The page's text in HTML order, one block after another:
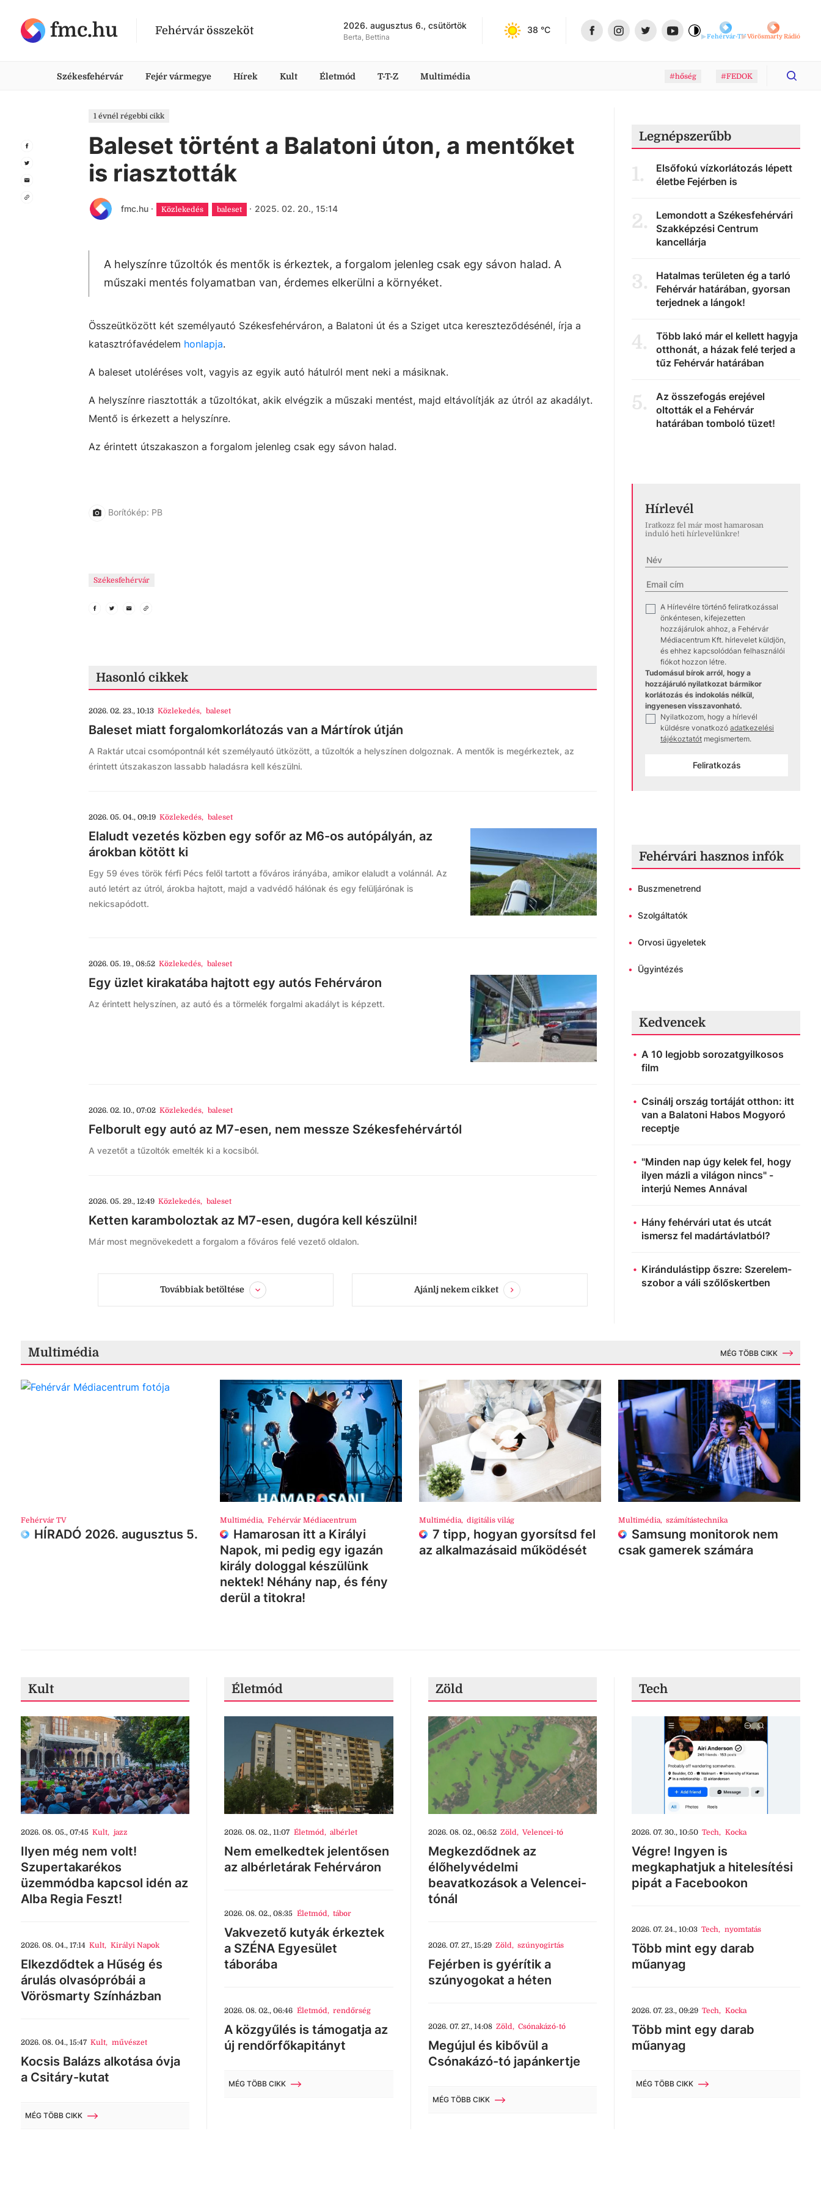
fmc.hu Fehérvár összeköt 2026. augusztus 6., csütörtök
Berta, Bettina
38 °C
Fehérvár-TVVörösmarty Rádió
Székesfehérvár Fejér vármegye Hírek Kult Életmód T-T-Z Multimédia #hőség #FEDOK
1 évnél régebbi cikk
Baleset történt a Balatoni úton, a mentőket
is riasztották
fmc.hu · Közlekedés baleset · 2025. 02. 20., 15:14
A helyszínre tűzoltók és mentők is érkeztek, a forgalom jelenleg csak egy sávon halad. A
műszaki mentés folyamatban van, érdemes elkerülni a környéket.
Összeütközött két személyautó Székesfehérváron, a Balatoni út és a Sziget utca kereszteződésénél, írja a
katasztrófavédelem honlapja.
A baleset utoléréses volt, vagyis az egyik autó hátulról ment neki a másiknak.
A helyszínre riasztották a tűzoltókat, akik elvégzik a műszaki mentést, majd eltávolítják az útról az akadályt.
Mentő is érkezett a helyszínre.
Az érintett útszakaszon a forgalom jelenleg csak egy sávon halad.
Borítókép: PB
Székesfehérvár
Hasonló cikkek
2026. 02. 23., 10:13 Közlekedés, baleset
Baleset miatt forgalomkorlátozás van a Mártírok útján
A Raktár utcai csomópontnál két személyautó ütközött, a tűzoltók a helyszínen dolgoznak. A mentők is megérkeztek, az
érintett útszakaszon lassabb haladásra kell készülni.
2026. 05. 04., 09:19 Közlekedés, baleset
Elaludt vezetés közben egy sofőr az M6-os autópályán, az
árokban kötött ki
Egy 59 éves török férfi Pécs felől tartott a főváros irányába, amikor elaludt a volánnál. Az
autó letért az útról, árokba hajtott, majd a vadvédő hálónak és egy felüljárónak is
nekicsapódott.
2026. 05. 19., 08:52 Közlekedés, baleset
Egy üzlet kirakatába hajtott egy autós Fehérváron
Az érintett helyszínen, az autó és a törmelék forgalmi akadályt is képzett.
2026. 02. 10., 07:02 Közlekedés, baleset
Felborult egy autó az M7-esen, nem messze Székesfehérvártól
A vezetőt a tűzoltók emelték ki a kocsiból.
2026. 05. 29., 12:49 Közlekedés, baleset
Ketten karamboloztak az M7-esen, dugóra kell készülni!
Már most megnövekedett a forgalom a főváros felé vezető oldalon.
Továbbiak betöltése Ajánlj nekem cikket
Legnépszerűbb
1.
Elsőfokú vízkorlátozás lépett
életbe Fejérben is
2.
Lemondott a Székesfehérvári
Szakképzési Centrum
kancellárja
3.
Hatalmas területen ég a tarló
Fehérvár határában, gyorsan
terjednek a lángok!
4.
Több lakó már el kellett hagyja
otthonát, a házak felé terjed a
tűz Fehérvár határában
5.
Az összefogás erejével
oltották el a Fehérvár
határában tomboló tüzet!
Hírlevél
Iratkozz fel már most hamarosan
induló heti hírlevelünkre!
A Hírlevélre történő feliratkozással
önkéntesen, kifejezetten
hozzájárulok ahhoz, a Fehérvár
Médiacentrum Kft. hírlevelet küldjön,
és ehhez kapcsolódóan felhasználói
fiókot hozzon létre.
Tudomásul bírok arról, hogy a
hozzájáruló nyilatkozat bármikor
korlátozás és indokolás nélkül,
ingyenesen visszavonható.
Nyilatkozom, hogy a hírlevél
küldésre vonatkozó adatkezelési
tájékoztatót megismertem.
Feliratkozás
Fehérvári hasznos infók
• Buszmenetrend
• Szolgáltatók
• Orvosi ügyeletek
• Ügyintézés
Kedvencek
A 10 legjobb sorozatgyilkosos
film
Csinálj ország tortáját otthon: itt
van a Balatoni Habos Mogyoró
receptje
"Minden nap úgy kelek fel, hogy
ilyen mázli a világon nincs" -
interjú Nemes Annával
Hány fehérvári utat és utcát
ismersz fel madártávlatból?
Kirándulástipp őszre: Szerelem-
szobor a váli szőlőskertben
Multimédia MÉG TÖBB CIKK
Fehérvár TV
HÍRADÓ 2026. augusztus 5.
Multimédia, Fehérvár Médiacentrum
Hamarosan itt a Királyi
Napok, mi pedig egy igazán
király dologgal készülünk
nektek! Néhány nap, és fény
derül a titokra!
Multimédia, digitális világ
7 tipp, hogyan gyorsítsd fel
az alkalmazásaid működését
Multimédia, számítástechnika
Samsung monitorok nem
csak gamerek számára
Kult
2026. 08. 05., 07:45 Kult, jazz
Ilyen még nem volt!
Szupertakarékos
üzemmódba kapcsol idén az
Alba Regia Feszt!
2026. 08. 04., 17:14 Kult, Királyi Napok
Elkezdődtek a Hűség és
árulás olvasópróbái a
Vörösmarty Színházban
2026. 08. 04., 15:47 Kult, művészet
Kocsis Balázs alkotása óvja
a Csitáry-kutat
MÉG TÖBB CIKK
Életmód
2026. 08. 02., 11:07 Életmód, albérlet
Nem emelkedtek jelentősen
az albérletárak Fehérváron
2026. 08. 02., 08:35 Életmód, tábor
Vakvezető kutyák érkeztek
a SZÉNA Egyesület
táborába
2026. 08. 02., 06:46 Életmód, rendőrség
A közgyűlés is támogatja az
új rendőrfőkapitányt
MÉG TÖBB CIKK
Zöld
2026. 08. 02., 06:52 Zöld, Velencei-tó
Megkezdődnek az
élőhelyvédelmi
beavatkozások a Velencei-
tónál
2026. 07. 27., 15:29 Zöld, szúnyogirtás
Fejérben is gyérítik a
szúnyogokat a héten
2026. 07. 27., 14:08 Zöld, Csónakázó-tó
Megújul és kibővül a
Csónakázó-tó japánkertje
MÉG TÖBB CIKK
Tech
2026. 07. 30., 10:50 Tech, Kocka
Végre! Ingyen is
megkaphatjuk a hitelesítési
pipát a Facebookon
2026. 07. 24., 10:03 Tech, nyomtatás
Több mint egy darab
műanyag
2026. 07. 23., 09:29 Tech, Kocka
Több mint egy darab
műanyag
MÉG TÖBB CIKK